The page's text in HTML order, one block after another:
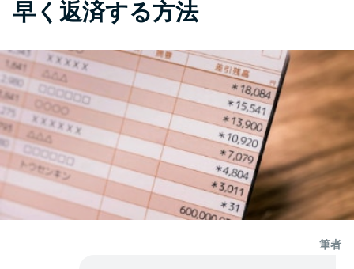
へのバレにくさや将来への影響
を解説
ソフト闇金とは？悪質な手口に
は要注意！
090金融（闇金）からお金を借り
てはいけない理由と借りた場合
の対処法
申し込みブラックとは?判断の目
早く返済する方法
筆者